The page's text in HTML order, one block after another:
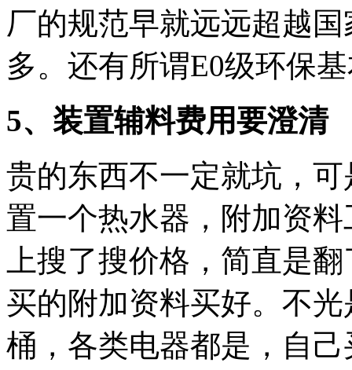
厂的规范早就远远超越
多。还有所谓E0级环保
5、装置辅料费用要澄清
贵的东西不一定就坑，
置一个热水器，附加资
上搜了搜价格，简直是
买的附加资料买好。不
桶，各类电器都是，自